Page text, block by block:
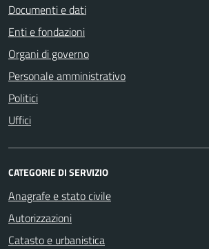
Documenti e dati
Enti e fondazioni
Organi di governo
Personale amministrativo
Politici
Uffici
CATEGORIE DI SERVIZIO
Anagrafe e stato civile
Autorizzazioni
Catasto e urbanistica